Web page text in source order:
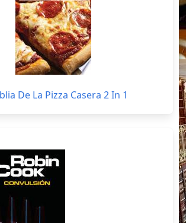
De La Pizza Casera 2 In 1